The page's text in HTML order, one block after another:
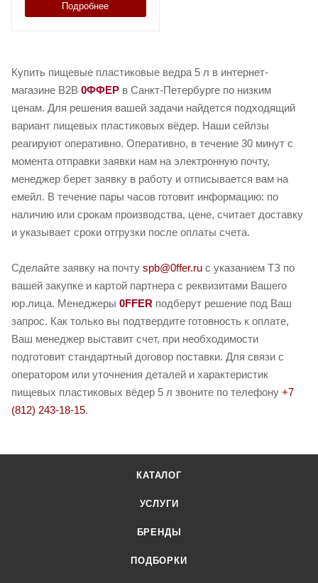
Подробнее
Купить пищевые пластиковые ведра 5 л в интернет-
магазине B2B 0ФФЕР в Санкт-Петербурге по низким
ценам. Для решения вашей задачи найдется подходящий
вариант пищевых пластиковых вёдер. Наши сейлзы
реагируют оперативно. Оперативно, в течение 30 минут с
момента отправки заявки нам на электронную почту,
менеджер берет заявку в работу и отписывается вам на
емейл. В течение пары часов готовит информацию: по
наличию или срокам производства, цене, считает доставку
и указывает сроки отгрузки после оплаты счета.
Сделайте заявку на почту spb@0ffer.ru с указанием ТЗ по
вашей закупке и картой партнера с реквизитами Вашего
юр.лица. Менеджеры 0FFER подберут решение под Ваш
запрос. Как только вы подтвердите готовность к оплате,
Ваш менеджер выставит счет, при необходимости
подготовит стандартный договор поставки. Для связи с
оператором или уточнения деталей и характеристик
пищевых пластиковых вёдер 5 л звоните по телефону +7
(812) 243-18-15.
КАТАЛОГ
УСЛУГИ
БРЕНДЫ
ПОДБОРКИ